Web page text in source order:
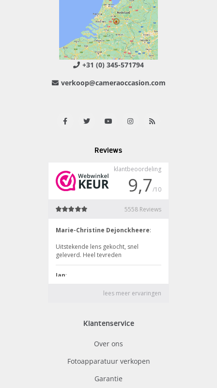
+31 (0) 345-571794
verkoop@cameraoccasion.com
Reviews
Klantenservice
Over ons
Fotoapparatuur verkopen
Garantie